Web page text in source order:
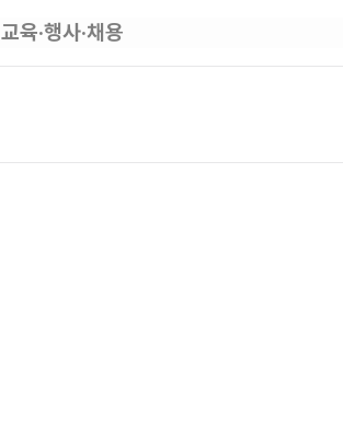
교육·행사·채용